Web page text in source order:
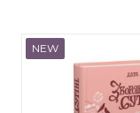
NEW